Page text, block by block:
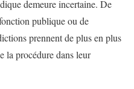
demeure incertaine. De
publique ou de
prennent de plus en plus
la procédure dans leur